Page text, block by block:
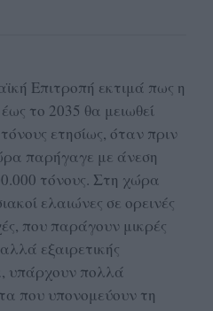
Επιτροπή εκτιμά πως η
το 2035 θα μειωθεί
ετησίως, όταν πριν
παρήγαγε με άνεση
τόνους. Στη χώρα
ελαιώνες σε ορεινές
που παράγουν μικρές
εξαιρετικής
υπάρχουν πολλά
που υπονομεύουν τη